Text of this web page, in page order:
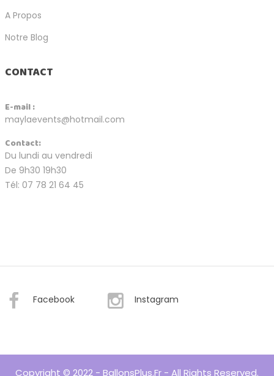
A Propos
Notre Blog
CONTACT
E-mail :
maylaevents@hotmail.com
Contact:
Du lundi au vendredi
De 9h30 19h30
Tél: 07 78 21 64 45
Facebook Instagram
Copyright © 2022 - BallonsPlus.fr - All Rights Reserved.